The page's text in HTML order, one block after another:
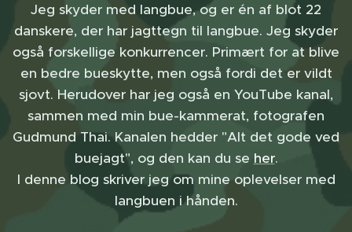
Jeg skyder med langbue, og er én af blot 22
danskere, der har jagttegn til langbue. Jeg skyder
også forskellige konkurrencer. Primært for at blive
en bedre bueskytte, men også fordi det er vildt
sjovt. Herudover har jeg også en YouTube kanal,
sammen med min bue-kammerat, fotografen
Gudmund Thai. Kanalen hedder "Alt det gode ved
buejagt", og den kan du se her.
I denne blog skriver jeg om mine oplevelser med
langbuen i hånden.